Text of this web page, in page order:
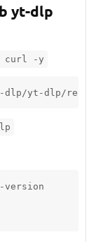
yt-dlp
curl -y
dlp/yt-dlp/